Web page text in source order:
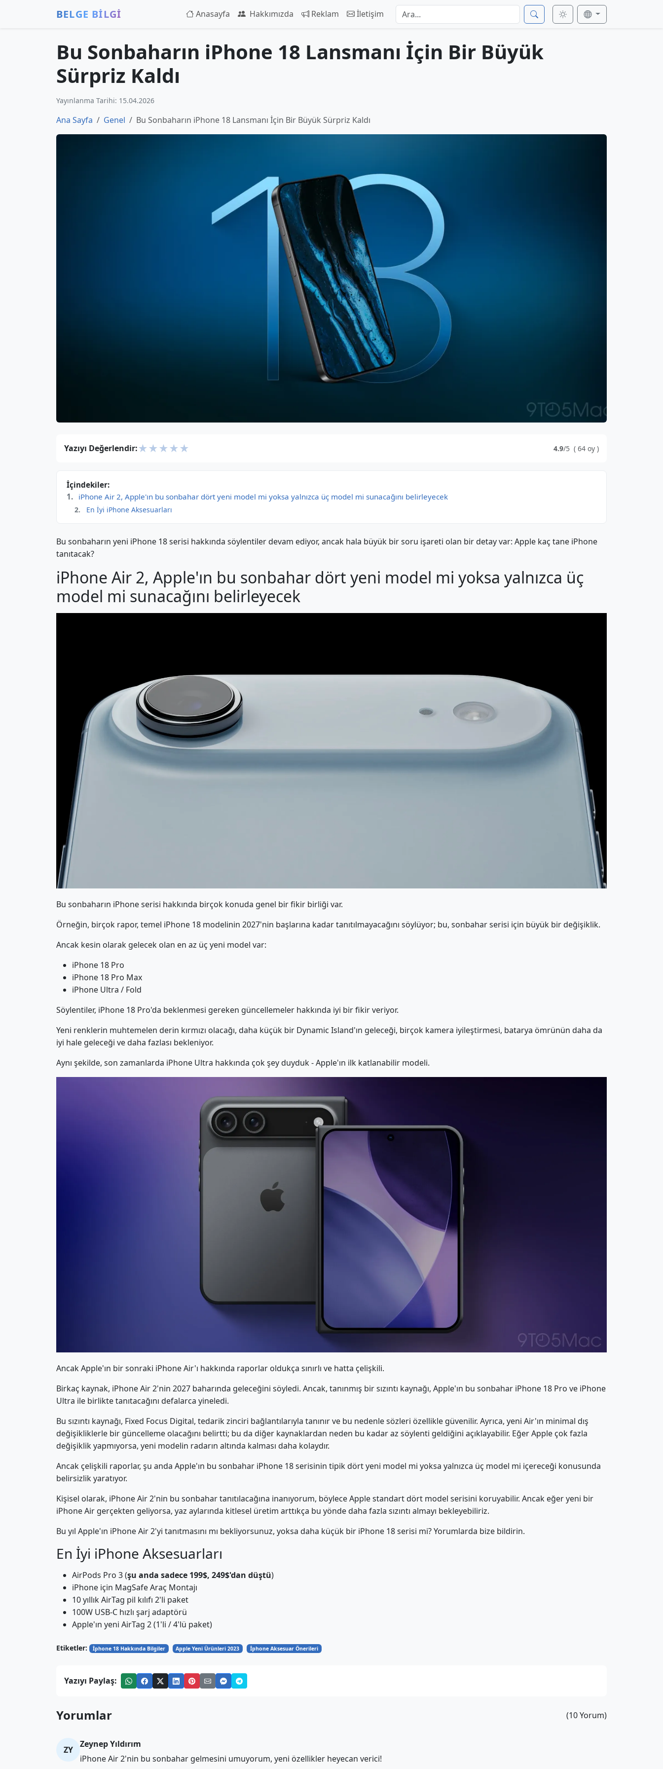
BELGE BİLGİ Anasayfa Hakkımızda Reklam İletişim
Bu Sonbaharın iPhone 18 Lansmanı İçin Bir Büyük
Sürpriz Kaldı
Yayınlanma Tarihi: 15.04.2026
Ana Sayfa Genel Bu Sonbaharın iPhone 18 Lansmanı İçin Bir Büyük Sürpriz Kaldı
Yazıyı Değerlendir:★★★★★ 4.9/5 ( 64 oy )
İçindekiler:
iPhone Air 2, Apple'ın bu sonbahar dört yeni model mi yoksa yalnızca üç model mi sunacağını belirleyecek
En İyi iPhone Aksesuarları
Bu sonbaharın yeni iPhone 18 serisi hakkında söylentiler devam ediyor, ancak hala büyük bir soru işareti olan bir detay var: Apple kaç tane iPhone
tanıtacak?
iPhone Air 2, Apple'ın bu sonbahar dört yeni model mi yoksa yalnızca üç
model mi sunacağını belirleyecek
Bu sonbaharın iPhone serisi hakkında birçok konuda genel bir fikir birliği var.
Örneğin, birçok rapor, temel iPhone 18 modelinin 2027'nin başlarına kadar tanıtılmayacağını söylüyor; bu, sonbahar serisi için büyük bir değişiklik.
Ancak kesin olarak gelecek olan en az üç yeni model var:
iPhone 18 Pro
iPhone 18 Pro Max
iPhone Ultra / Fold
Söylentiler, iPhone 18 Pro'da beklenmesi gereken güncellemeler hakkında iyi bir fikir veriyor.
Yeni renklerin muhtemelen derin kırmızı olacağı, daha küçük bir Dynamic Island'ın geleceği, birçok kamera iyileştirmesi, batarya ömrünün daha da
iyi hale geleceği ve daha fazlası bekleniyor.
Aynı şekilde, son zamanlarda iPhone Ultra hakkında çok şey duyduk - Apple'ın ilk katlanabilir modeli.
Ancak Apple'ın bir sonraki iPhone Air'ı hakkında raporlar oldukça sınırlı ve hatta çelişkili.
Birkaç kaynak, iPhone Air 2'nin 2027 baharında geleceğini söyledi. Ancak, tanınmış bir sızıntı kaynağı, Apple'ın bu sonbahar iPhone 18 Pro ve iPhone
Ultra ile birlikte tanıtacağını defalarca yineledi.
Bu sızıntı kaynağı, Fixed Focus Digital, tedarik zinciri bağlantılarıyla tanınır ve bu nedenle sözleri özellikle güvenilir. Ayrıca, yeni Air'ın minimal dış
değişikliklerle bir güncelleme olacağını belirtti; bu da diğer kaynaklardan neden bu kadar az söylenti geldiğini açıklayabilir. Eğer Apple çok fazla
değişiklik yapmıyorsa, yeni modelin radarın altında kalması daha kolaydır.
Ancak çelişkili raporlar, şu anda Apple'ın bu sonbahar iPhone 18 serisinin tipik dört yeni model mi yoksa yalnızca üç model mi içereceği konusunda
belirsizlik yaratıyor.
Kişisel olarak, iPhone Air 2'nin bu sonbahar tanıtılacağına inanıyorum, böylece Apple standart dört model serisini koruyabilir. Ancak eğer yeni bir
iPhone Air gerçekten geliyorsa, yaz aylarında kitlesel üretim arttıkça bu yönde daha fazla sızıntı almayı bekleyebiliriz.
Bu yıl Apple'ın iPhone Air 2'yi tanıtmasını mı bekliyorsunuz, yoksa daha küçük bir iPhone 18 serisi mi? Yorumlarda bize bildirin.
En İyi iPhone Aksesuarları
AirPods Pro 3 (şu anda sadece 199$, 249$'dan düştü)
iPhone için MagSafe Araç Montajı
10 yıllık AirTag pil kılıfı 2'li paket
100W USB-C hızlı şarj adaptörü
Apple'ın yeni AirTag 2 (1'li / 4'lü paket)
Etiketler: İphone 18 Hakkında Bilgiler Apple Yeni Ürünleri 2023 İphone Aksesuar Önerileri
Yazıyı Paylaş:
Yorumlar (10 Yorum)
ZY
Zeynep Yıldırım
iPhone Air 2'nin bu sonbahar gelmesini umuyorum, yeni özellikler heyecan verici!